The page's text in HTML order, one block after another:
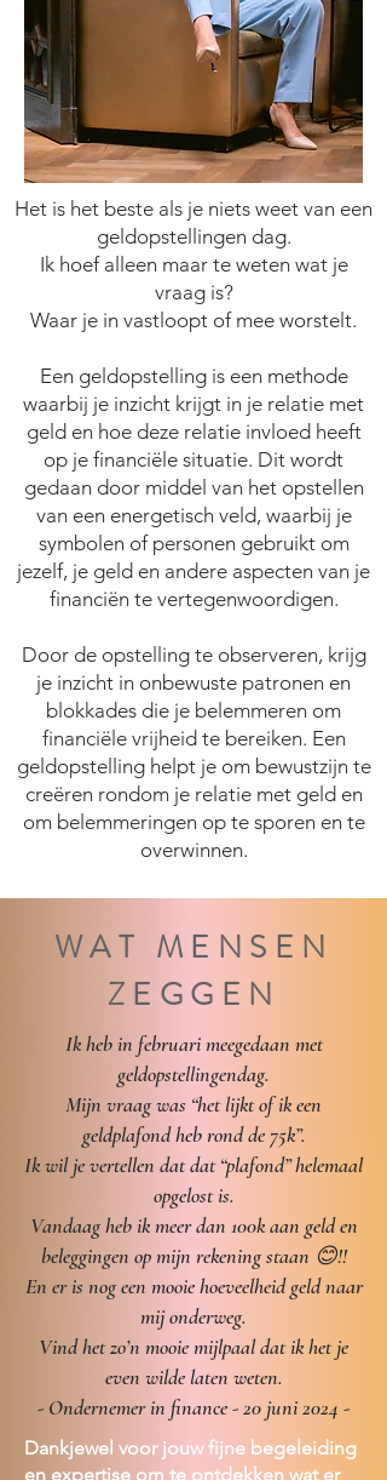
Het is het beste als je niets weet van een
geldopstellingen dag.
Ik hoef alleen maar te weten wat je
vraag is?
Waar je in vastloopt of mee worstelt.
Een geldopstelling is een methode
waarbij je inzicht krijgt in je relatie met
geld en hoe deze relatie invloed heeft
op je financiële situatie. Dit wordt
gedaan door middel van het opstellen
van een energetisch veld, waarbij je
symbolen of personen gebruikt om
jezelf, je geld en andere aspecten van je
financiën te vertegenwoordigen.
Door de opstelling te observeren, krijg
je inzicht in onbewuste patronen en
blokkades die je belemmeren om
financiële vrijheid te bereiken. Een
geldopstelling helpt je om bewustzijn te
creëren rondom je relatie met geld en
om belemmeringen op te sporen en te
overwinnen.
WAT MENSEN
ZEGGEN
Ik heb in februari meegedaan met
geldopstellingendag.
Mijn vraag was “het lijkt of ik een
geldplafond heb rond de 75k”.
Ik wil je vertellen dat dat “plafond” helemaal
opgelost is.
Vandaag heb ik meer dan 100k aan geld en
beleggingen op mijn rekening staan 😊!!
En er is nog een mooie hoeveelheid geld naar
mij onderweg.
Vind het zo’n mooie mijlpaal dat ik het je
even wilde laten weten.
- Ondernemer in finance - 20 juni 2024 -
Dankjewel voor jouw fijne begeleiding
en expertise om te ontdekken wat er